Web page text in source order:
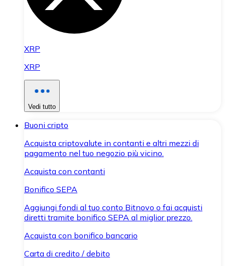
XRP
XRP
Vedi tutto
Buoni cripto
Acquista criptovalute in contanti e altri mezzi di
pagamento nel tuo negozio più vicino.
Acquista con contanti
Bonifico SEPA
Aggiungi fondi al tuo conto Bitnovo o fai acquisti
diretti tramite bonifico SEPA al miglior prezzo.
Acquista con bonifico bancario
Carta di credito / debito